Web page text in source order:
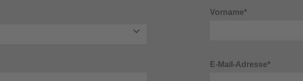
Vorname*
E-Mail-Adresse*